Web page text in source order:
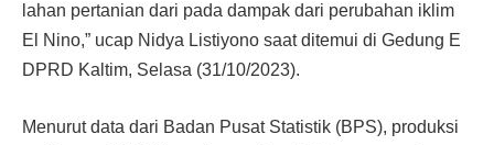
lahan pertanian dari pada dampak dari perubahan iklim
El Nino,” ucap Nidya Listiyono saat ditemui di Gedung E
DPRD Kaltim, Selasa (31/10/2023).
Menurut data dari Badan Pusat Statistik (BPS), produksi